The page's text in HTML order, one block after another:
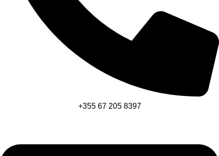
+355 67 205 8397